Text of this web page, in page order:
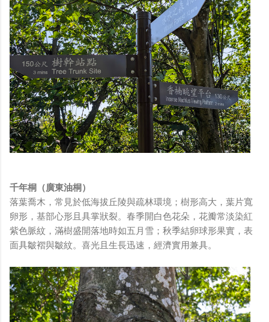
千年桐（廣東油桐）
落葉喬木，常見於低海拔丘陵與疏林環境；樹形高大，葉片寬
卵形，基部心形且具掌狀裂。春季開白色花朵，花瓣常淡染紅
紫色脈紋，滿樹盛開落地時如五月雪；秋季結卵球形果實，表
面具皺褶與皺紋。喜光且生長迅速，經濟實用兼具。